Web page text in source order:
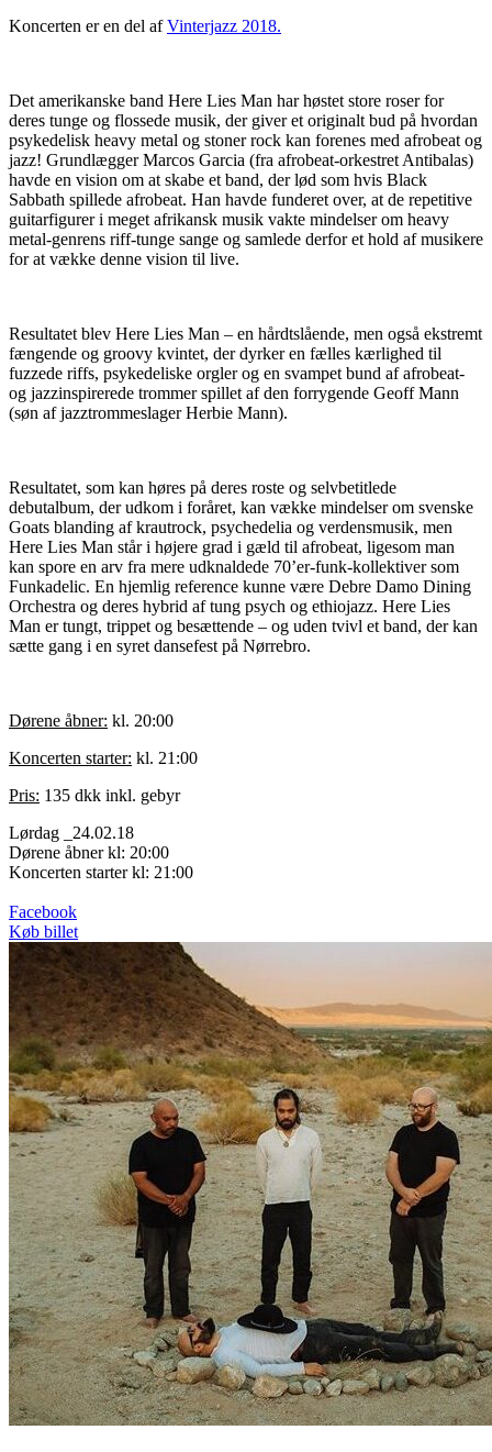
Koncerten er en del afVinterjazz 2018.
Det amerikanske band Here Lies Man har høstet store roser for
deres tunge og flossede musik, der giver et originalt bud på hvordan
psykedelisk heavy metal og stoner rock kan forenes med afrobeat og
jazz! Grundlægger Marcos Garcia (fra afrobeat-orkestret Antibalas)
havde en vision om at skabe et band, der lød som hvis Black
Sabbath spillede afrobeat. Han havde funderet over, at de repetitive
guitarfigurer i meget afrikansk musik vakte mindelser om heavy
metal-genrens riff-tunge sange og samlede derfor et hold af musikere
for at vække denne vision til live.
Resultatet blev Here Lies Man – en hårdtslående, men også ekstremt
fængende og groovy kvintet, der dyrker en fælles kærlighed til
fuzzede riffs, psykedeliske orgler og en svampet bund af afrobeat-
og jazzinspirerede trommer spillet af den forrygende Geoff Mann
(søn af jazztrommeslager Herbie Mann).
Resultatet, som kan høres på deres roste og selvbetitlede
debutalbum, der udkom i foråret, kan vække mindelser om svenske
Goats blanding af krautrock, psychedelia og verdensmusik, men
Here Lies Man står i højere grad i gæld til afrobeat, ligesom man
kan spore en arv fra mere udknaldede 70’er-funk-kollektiver som
Funkadelic. En hjemlig reference kunne være Debre Damo Dining
Orchestra og deres hybrid af tung psych og ethiojazz. Here Lies
Man er tungt, trippet og besættende – og uden tvivl et band, der kan
sætte gang i en syret dansefest på Nørrebro.
Dørene åbner: kl. 20:00
Koncerten starter: kl. 21:00
Pris: 135 dkk inkl. gebyr
Lørdag _24.02.18
Dørene åbner kl: 20:00
Koncerten starter kl: 21:00
Facebook
Køb billet